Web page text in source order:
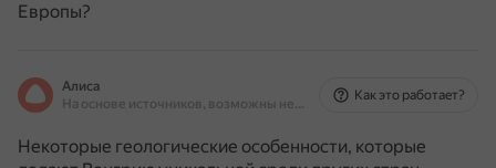
Европы?
Алиса
На основе источников, возможны неточности
Как это работает?
Некоторые геологические особенности, которые